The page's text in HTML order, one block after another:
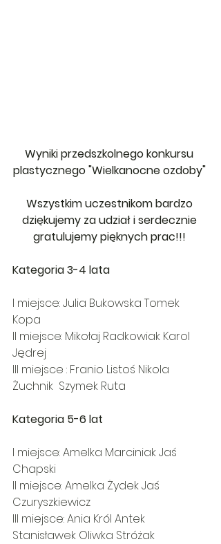
Wyniki przedszkolnego konkursu
plastycznego "Wielkanocne ozdoby"
Wszystkim uczestnikom bardzo
dziękujemy za udział i serdecznie
gratulujemy pięknych prac!!!
Kategoria 3-4 lata
I miejsce: Julia Bukowska Tomek
Kopa
II miejsce: Mikołaj Radkowiak Karol
Jędrej
III miejsce : Franio Listoś Nikola
Żuchnik  Szymek Ruta
Kategoria 5-6 lat
I miejsce: Amelka Marciniak Jaś
Chapski
II miejsce: Amelka Żydek Jaś
Czuryszkiewicz
III miejsce: Ania Król Antek
Stanisławek Oliwka Stróżak